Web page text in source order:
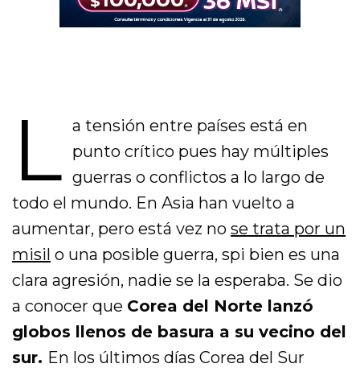
L a tensión entre países está en
punto crítico pues hay múltiples
guerras o conflictos a lo largo de
todo el mundo. En Asia han vuelto a
aumentar, pero está vez nose trata por un
misil o una posible guerra, spi bien es una
clara agresión, nadie se la esperaba. Se dio
a conocer que Corea del Norte lanzó
globos llenos de basura a su vecino del
sur. En los últimos días Corea del Sur